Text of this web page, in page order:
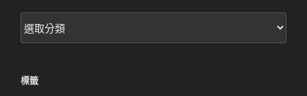
文
章
標籤